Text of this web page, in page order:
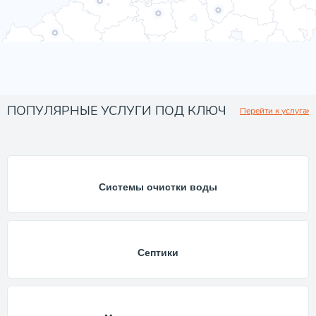
ПОПУЛЯРНЫЕ УСЛУГИ ПОД КЛЮЧ Перейти к услугам
Системы очистки воды
Септики